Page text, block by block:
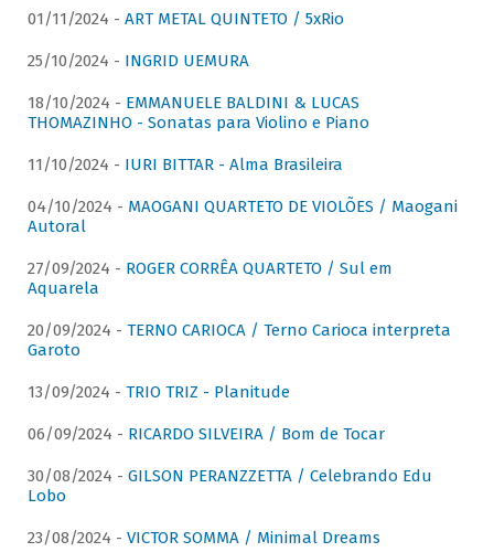
01/11/2024 - ART METAL QUINTETO / 5xRio
25/10/2024 - INGRID UEMURA
18/10/2024 - EMMANUELE BALDINI & LUCAS
THOMAZINHO - Sonatas para Violino e Piano
11/10/2024 - IURI BITTAR - Alma Brasileira
04/10/2024 - MAOGANI QUARTETO DE VIOLÕES / Maogani
Autoral
27/09/2024 - ROGER CORRÊA QUARTETO / Sul em
Aquarela
20/09/2024 - TERNO CARIOCA / Terno Carioca interpreta
Garoto
13/09/2024 - TRIO TRIZ - Planitude
06/09/2024 - RICARDO SILVEIRA / Bom de Tocar
30/08/2024 - GILSON PERANZZETTA / Celebrando Edu
Lobo
23/08/2024 - VICTOR SOMMA / Minimal Dreams